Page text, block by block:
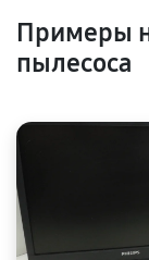
Примеры
пылесоса